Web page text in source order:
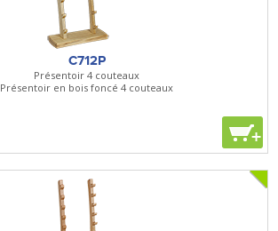
C712P
Présentoir 4 couteaux
Présentoir en bois foncé 4 couteaux
+